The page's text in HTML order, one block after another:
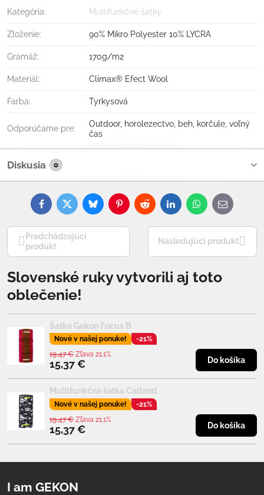
Kategória: Multifunkčné šatky
Zloženie: 90% Mikro Polyester 10% LYCRA
Gramáž: 170g/m2
Materiál: Climax® Efect Wool
Farba: Tyrkysová
Odporúčame pre:
Outdoor, horolezectvo, beh, korčule, voľný
čas
Diskusia 0
FacebookTwitterBlueskyPinterestRedditLinkedInWhatsApp
E-
mail
Predchádzajúci
produkt
Nasledujúci produkt
Slovenské ruky vytvorili aj toto
oblečenie!
Šatka Gekon Focus B
Nové v našej ponuke! -21%
15,37 €
19,47 € Zľava 21.1%
Do košíka
Multifunkčná šatka Catland
Nové v našej ponuke! -21%
15,37 €
19,47 € Zľava 21.1%
Do košíka
I am GEKON